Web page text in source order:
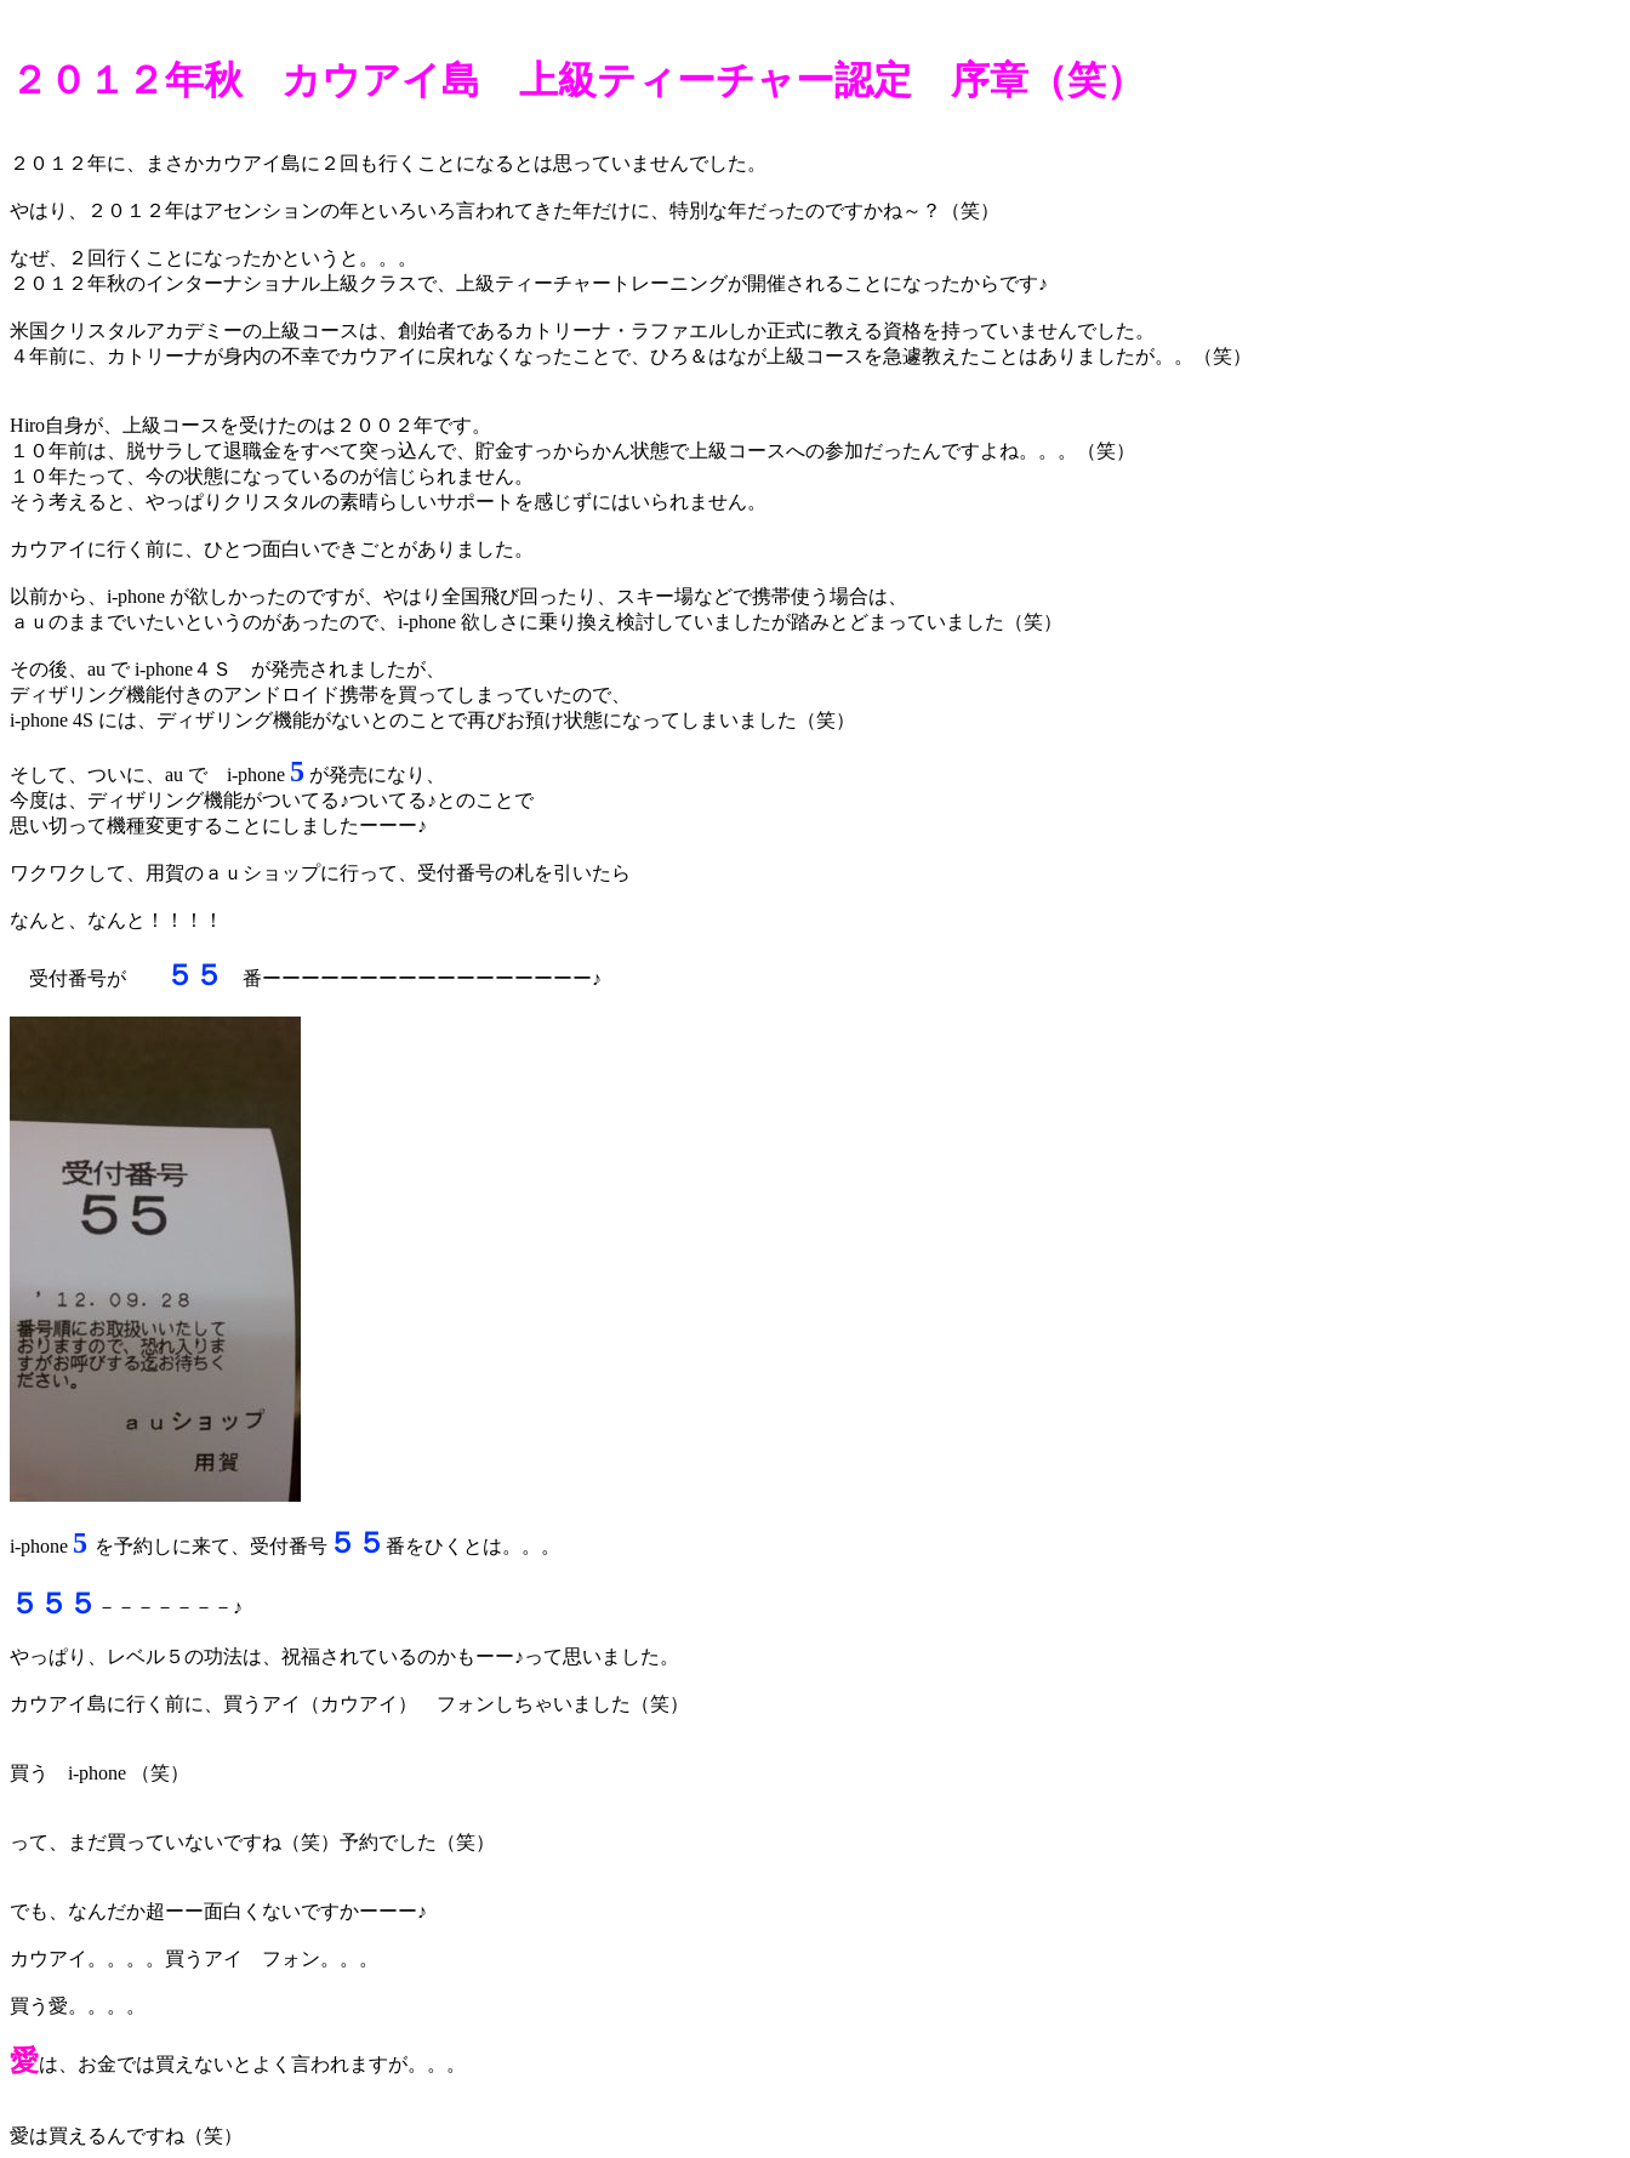
２０１２年秋 カウアイ島 上級ティーチャー認定 序章（笑）
２０１２年に、まさかカウアイ島に２回も行くことになるとは思っていませんでした。
やはり、２０１２年はアセンションの年といろいろ言われてきた年だけに、特別な年だったのですかね～？（笑）
なぜ、２回行くことになったかというと。。。
２０１２年秋のインターナショナル上級クラスで、上級ティーチャートレーニングが開催されることになったからです♪
米国クリスタルアカデミーの上級コースは、創始者であるカトリーナ・ラファエルしか正式に教える資格を持っていませんでした。
４年前に、カトリーナが身内の不幸でカウアイに戻れなくなったことで、ひろ＆はなが上級コースを急遽教えたことはありましたが。。（笑）
Hiro自身が、上級コースを受けたのは２００２年です。
１０年前は、脱サラして退職金をすべて突っ込んで、貯金すっからかん状態で上級コースへの参加だったんですよね。。。（笑）
１０年たって、今の状態になっているのが信じられません。
そう考えると、やっぱりクリスタルの素晴らしいサポートを感じずにはいられません。
カウアイに行く前に、ひとつ面白いできごとがありました。
以前から、i-phone が欲しかったのですが、やはり全国飛び回ったり、スキー場などで携帯使う場合は、
ａｕのままでいたいというのがあったので、i-phone 欲しさに乗り換え検討していましたが踏みとどまっていました（笑）
その後、au で i-phone４Ｓ が発売されましたが、
ディザリング機能付きのアンドロイド携帯を買ってしまっていたので、
i-phone 4S には、ディザリング機能がないとのことで再びお預け状態になってしまいました（笑）
そして、ついに、au で i-phone 5 が発売になり、
今度は、ディザリング機能がついてる♪ついてる♪とのことで
思い切って機種変更することにしましたーーー♪
ワクワクして、用賀のａｕショップに行って、受付番号の札を引いたら
なんと、なんと！！！！
受付番号が ５５ 番ーーーーーーーーーーーーーーーーー♪
i-phone 5 を予約しに来て、受付番号 ５５ 番をひくとは。。。
５５５ －－－－－－－♪
やっぱり、レベル５の功法は、祝福されているのかもーー♪って思いました。
カウアイ島に行く前に、買うアイ（カウアイ） フォンしちゃいました（笑）
買う i-phone （笑）
って、まだ買っていないですね（笑）予約でした（笑）
でも、なんだか超ーー面白くないですかーーー♪
カウアイ。。。。買うアイ フォン。。。
買う愛。。。。
愛は、お金では買えないとよく言われますが。。。
愛は買えるんですね（笑）